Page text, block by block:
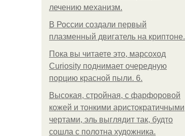
лечению механизм.
В России создали первый
плазменный двигатель на криптоне.
Пока вы читаете это, марсоход
Curiosity поднимает очередную
порцию красной пыли. 6.
Высокая, стройная, с фарфоровой
кожей и тонкими аристократичными
чертами, эль выглядит так, будто
сошла с полотна художника.